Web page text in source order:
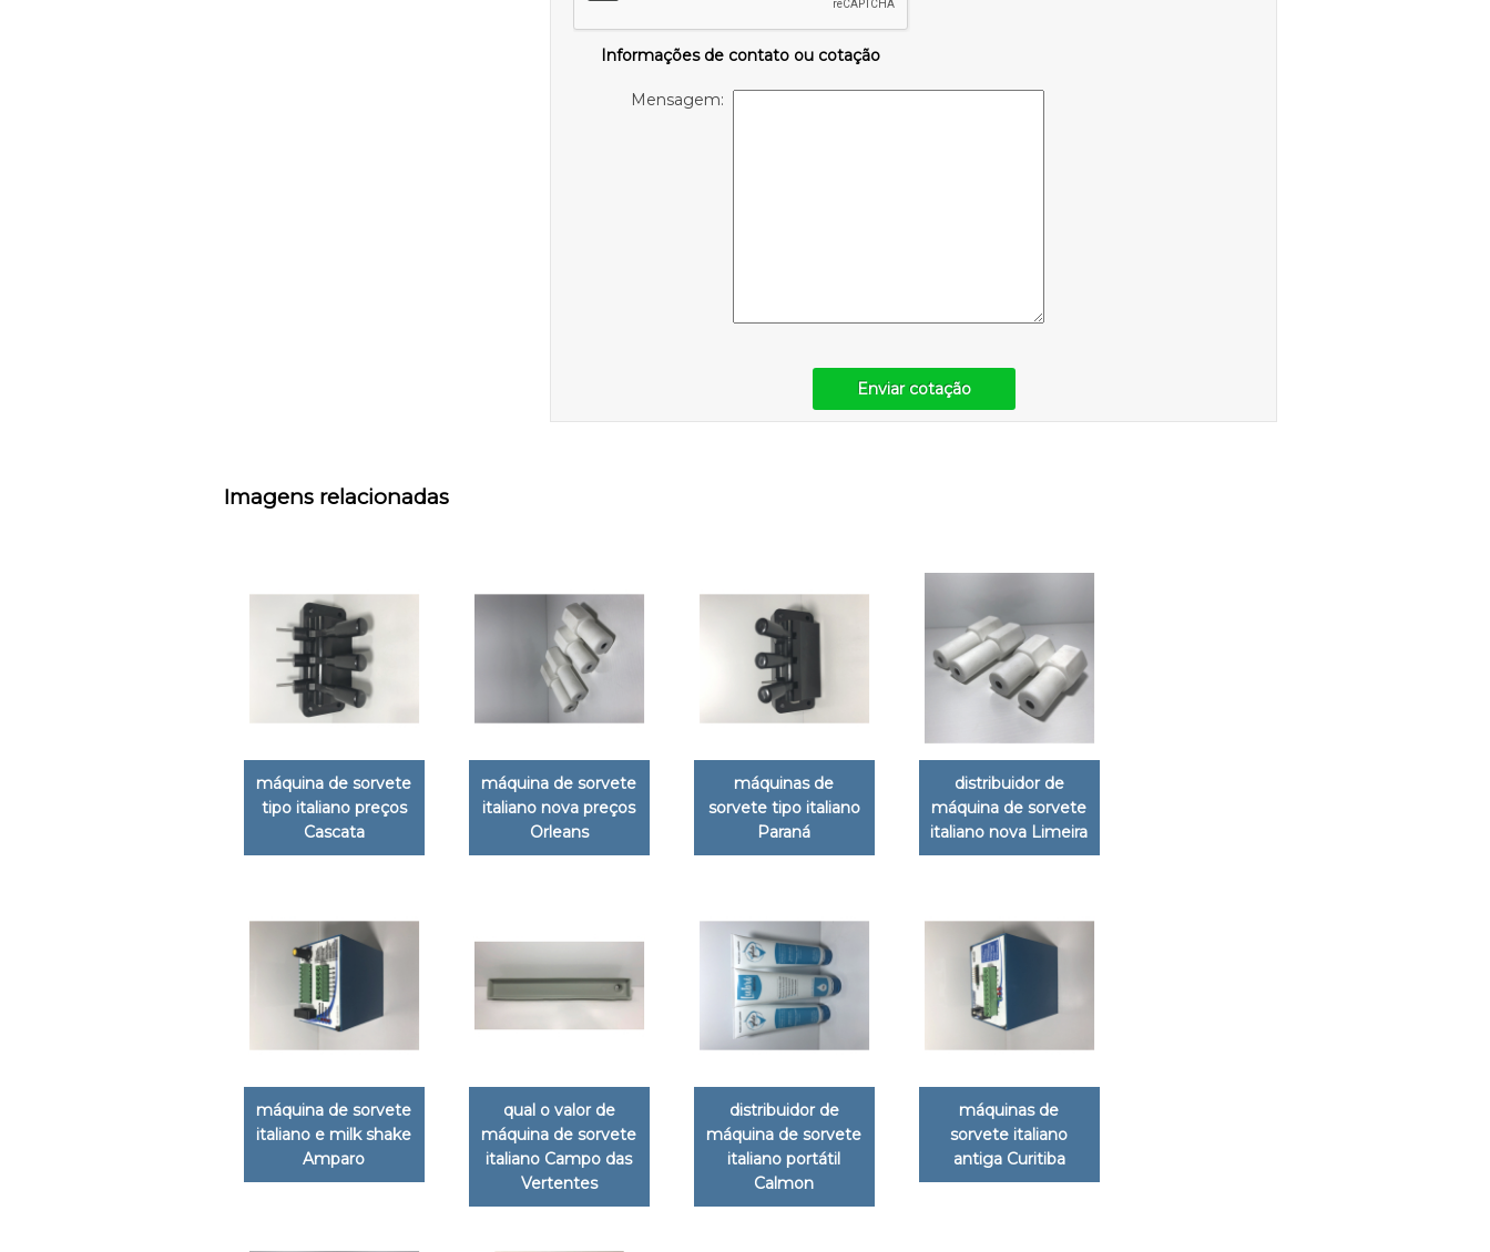
Informações de contato ou cotação
Mensagem:
Enviar cotação
Imagens relacionadas
máquina de sorvete
tipo italiano preços
Cascata
máquina de sorvete
italiano nova preços
Orleans
máquinas de
sorvete tipo italiano
Paraná
distribuidor de
máquina de sorvete
italiano nova Limeira
máquina de sorvete
italiano e milk shake
Amparo
qual o valor de
máquina de sorvete
italiano Campo das
Vertentes
distribuidor de
máquina de sorvete
italiano portátil
Calmon
máquinas de
sorvete italiano
antiga Curitiba